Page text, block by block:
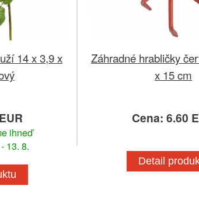
14 x 3,9 x
ihneď
13. 8.
Záhradné hrabličky
x 15 cm
Cena: 6.60
Detail